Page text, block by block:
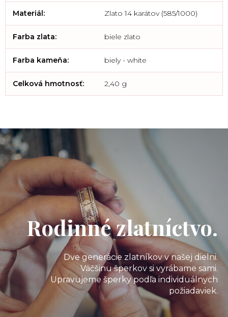
Materiál: Zlato 14 karátov (585/1000)
Farba zlata: biele zlato
Farba kameňa: biely - white
Celková hmotnosť: 2,40 g
Rodinné zlatníctvo.
Dve generácie zlatníkov v našej dielni.
Väčšinu šperkov si vyrábame sami.
Upravujeme šperky podľa individuálnych
požiadaviek.